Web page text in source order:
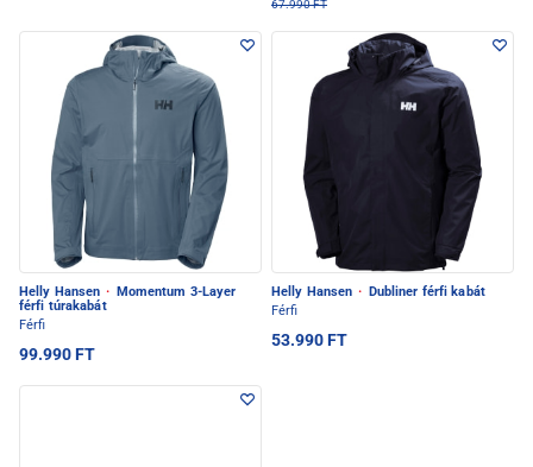
67.990 FT
Helly Hansen ·
Momentum 3-Layer
férfi túrakabát
Férfi
99.990 FT
Helly Hansen ·
Dubliner férfi kabát
Férfi
53.990 FT